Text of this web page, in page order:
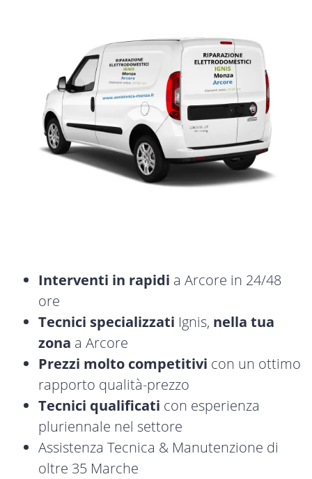
Interventi in rapidi a Arcore in 24/48
ore
Tecnici specializzati Ignis, nella tua
zona a Arcore
Prezzi molto competitivi con un ottimo
rapporto qualità-prezzo
Tecnici qualificati con esperienza
pluriennale nel settore
Assistenza Tecnica & Manutenzione di
oltre 35 Marche